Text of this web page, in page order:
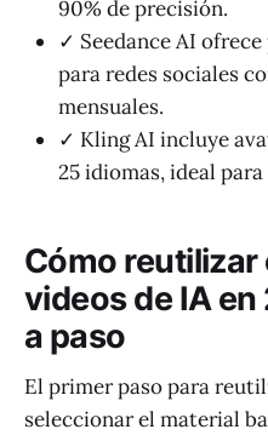
90% de precisión.
✓ Seedance AI
para redes sociales
mensuales.
✓ Kling AI incluye
25 idiomas, ideal
Cómo
videos de IA
a paso
El primer paso para
seleccionar el material